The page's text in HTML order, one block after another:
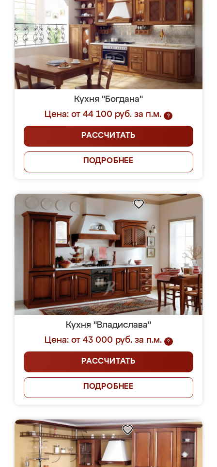
Кухня "Богдана"
Цена: от 44 100 руб. за п.м.
?
РАССЧИТАТЬ
ПОДРОБНЕЕ
Кухня "Владислава"
Цена: от 43 000 руб. за п.м.
?
РАССЧИТАТЬ
ПОДРОБНЕЕ